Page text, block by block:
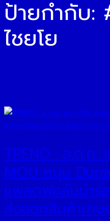
ป้ายกำกับ:
ไชยโย
TREND : อ.ต.ก.
MOU หนุน
แพลตฟอล์มนำร่
ส่งออกสินค้าเก